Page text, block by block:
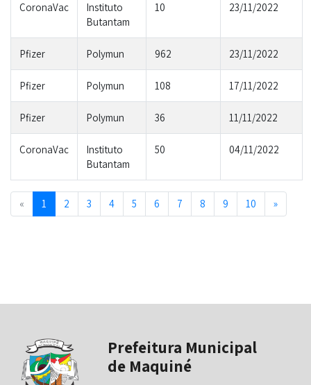
CoronaVac
Instituto
Butantam
10 23/11/2022
Pfizer Polymun 962 23/11/2022
Pfizer Polymun 108 17/11/2022
Pfizer Polymun 36 11/11/2022
CoronaVac
Instituto
Butantam
50 04/11/2022
« Previous
1 2 3 4 5 6 7 8 9 10 »Next
Prefeitura Municipal
de Maquiné